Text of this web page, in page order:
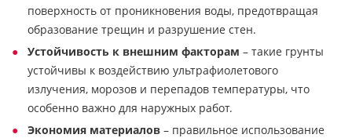
поверхность от проникновения воды, предотвращая
образование трещин и разрушение стен.
Устойчивость к внешним факторам – такие грунты
устойчивы к воздействию ультрафиолетового
излучения, морозов и перепадов температуры, что
особенно важно для наружных работ.
Экономия материалов – правильное использование